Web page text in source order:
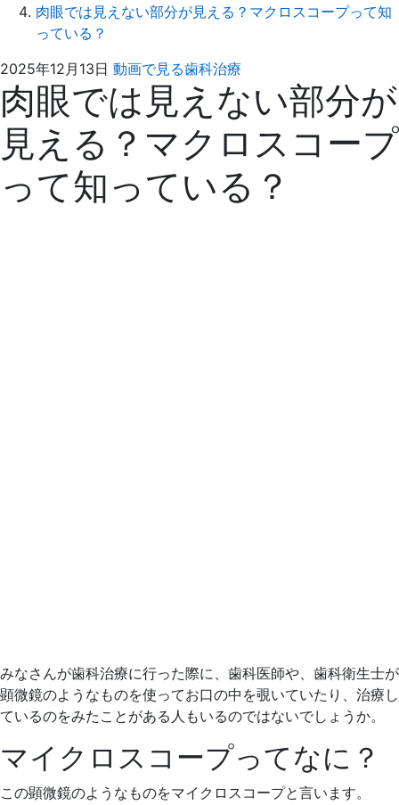
肉眼では見えない部分が見える？マクロスコープって知
っている？
2025年12月13日 動画で見る歯科治療
年
1
月
23
日
る
さ
わ
歯
科
医
肉眼では見えない部分が
見える？マクロスコープ
って知っている？
みなさんが歯科治療に行った際に、歯科医師や、歯科衛生士が
顕微鏡のようなものを使ってお口の中を覗いていたり、治療し
ているのをみたことがある人もいるのではないでしょうか。
マイクロスコープってなに？
この顕微鏡のようなものをマイクロスコープと言います。